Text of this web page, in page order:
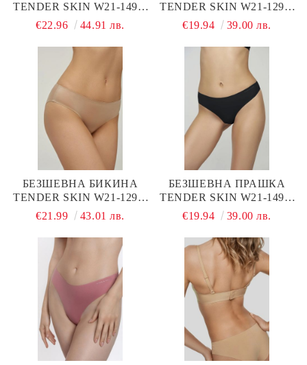
TENDER SKIN W21-1492-
BRO-SZ MARC & ANDRE
€22.96 44.91 лв.
TENDER SKIN W21-1291-
STO-SZ MARC & ANDRE
€19.94 39.00 лв.
БЕЗШЕВНА БИКИНА
TENDER SKIN W21-1292-
BRO-SZ MARC & ANDRE
€21.99 43.01 лв.
БЕЗШЕВНА ПРАШКА
TENDER SKIN W21-1491-
STO-SZ MARC & ANDRE
€19.94 39.00 лв.